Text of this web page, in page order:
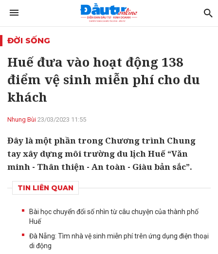
ĐỜI SỐNG
Huế đưa vào hoạt động 138
điểm vệ sinh miễn phí cho du
khách
Nhung Bùi 23/03/2023 11:55
Đây là một phần trong Chương trình Chung
tay xây dựng môi trường du lịch Huế “Văn
minh - Thân thiện - An toàn - Giàu bản sắc”.
TIN LIÊN QUAN
Bài học chuyển đổi số nhìn từ câu chuyện của thành phố
Huế
Đà Nẵng: Tìm nhà vệ sinh miễn phí trên ứng dụng điện thoại
di động